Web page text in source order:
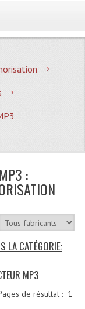
:
LA CATÉGORIE:
MP3
de résultat : 1